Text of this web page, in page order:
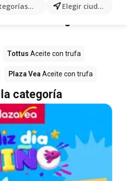
productos... Elegir ciudad
Tottus Aceite con trufa
Plaza Vea Aceite con trufa
categoría